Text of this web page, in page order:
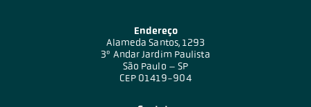
Endereço
Alameda Santos, 1293
3º Andar Jardim Paulista
São Paulo – SP
CEP 01419-904